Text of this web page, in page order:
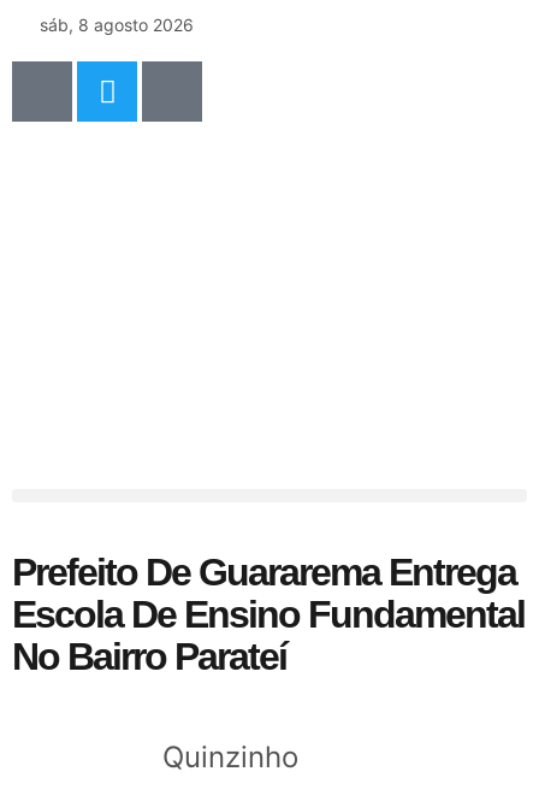
sáb, 8 agosto 2026
Prefeito De Guararema Entrega
Escola De Ensino Fundamental
No Bairro Parateí
Quinzinho